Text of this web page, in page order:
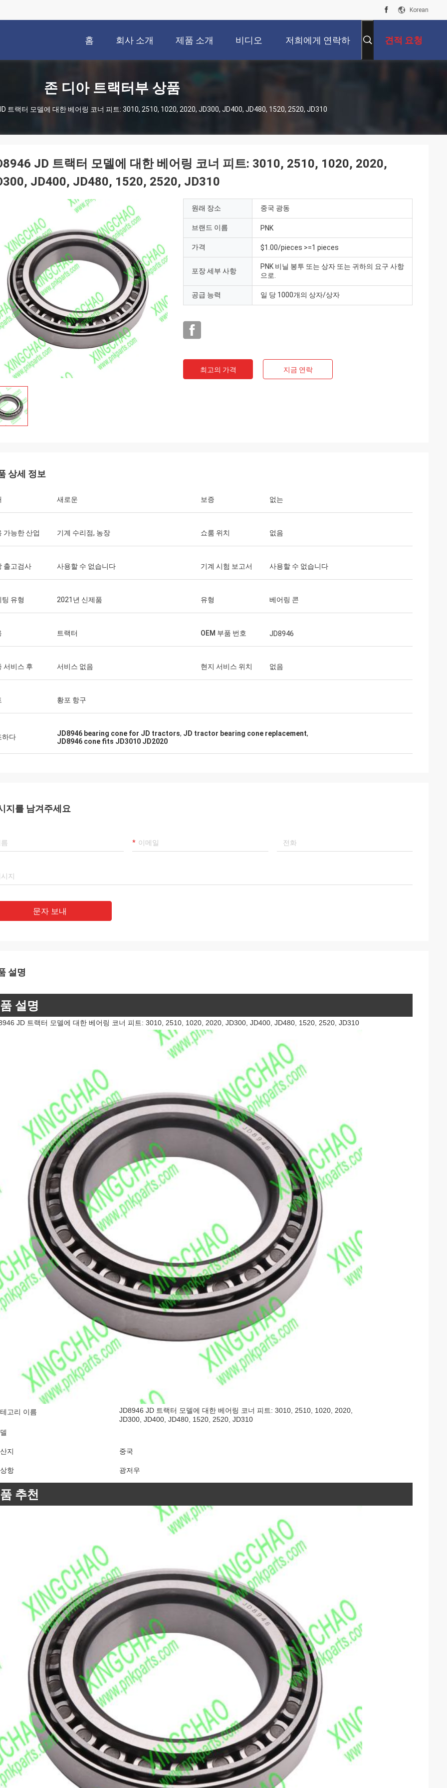
Korean
홈 회사 소개 제품 소개 비디오 저희에게 연락하 견적 요청
존 디아 트랙터부 상품
트랙터 모델에 대한 베어링 코너 피트: 3010, 2510, 1020, 2020, JD300, JD400, JD480, 1520, 2520, JD310
JD 트랙터 모델에 대한 베어링 코너 피트: 3010, 2510, 1020, 2020,
JD400, JD480, 1520, 2520, JD310
원래 장소 중국 광동
브랜드 이름 PNK
가격 $1.00/pieces >=1 pieces
포장 세부 사항
PNK 비닐 봉투 또는 상자 또는 귀하의 요구 사항
으로.
공급 능력 일 당 1000개의 상자/상자
최고의 가격 지금 연락
상세 정보
새로운 보증 없는
가능한 산업 기계 수리점, 농장 쇼룸 위치 없음
출고검사 사용할 수 없습니다 기계 시험 보고서 사용할 수 없습니다
팅 유형 2021년 신제품 유형 베어링 콘
트랙터 OEM 부품 번호 JD8946
서비스 후 서비스 없음 현지 서비스 위치 없음
황포 항구
하다 JD8946 bearing cone for JD tractors, JD tractor bearing cone replacement,
JD8946 cone fits JD3010 JD2020
지를 남겨주세요
문자 보내
설명
설명
JD 트랙터 모델에 대한 베어링 코너 피트: 3010, 2510, 1020, 2020, JD300, JD400, JD480, 1520, 2520, JD310
고리 이름
JD8946 JD 트랙터 모델에 대한 베어링 코너 피트: 3010, 2510, 1020, 2020,
JD300, JD400, JD480, 1520, 2520, JD310
지 중국
항 광저우
추천